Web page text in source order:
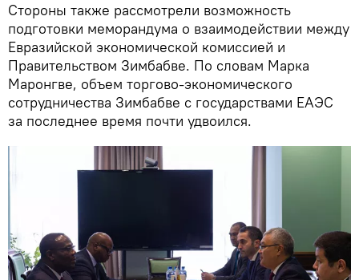
Стороны также рассмотрели возможность
подготовки меморандума о взаимодействии между
Евразийской экономической комиссией и
Правительством Зимбабве. По словам Марка
Маронгве, объем торгово-экономического
сотрудничества Зимбабве с государствами ЕАЭС
за последнее время почти удвоился.